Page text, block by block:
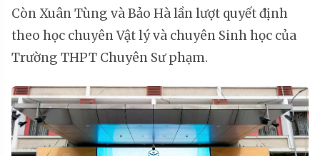
Còn Xuân Tùng và Bảo Hà lần lượt quyết định
theo học chuyên Vật lý và chuyên Sinh học của
Trường THPT Chuyên Sư phạm.